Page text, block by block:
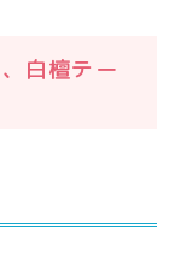
白檀テー